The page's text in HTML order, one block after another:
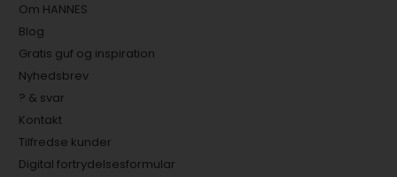
Om HANNES
Blog
Gratis guf og inspiration
Nyhedsbrev
? & svar
Kontakt
Tilfredse kunder
Digital fortrydelsesformular